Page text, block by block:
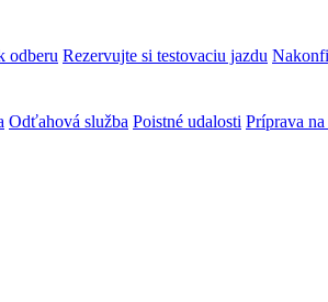
odberu Rezervujte si testovaciu jazdu
Odťahová služba Poistné udalosti Príprava